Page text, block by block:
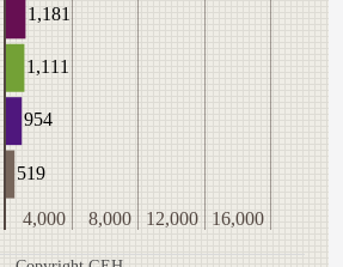
4,000 8,000 12,000 16,000
1,181
1,111
954
519